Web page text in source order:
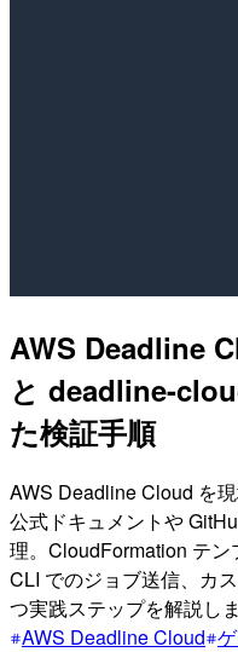
AWS Deadline
と deadline-
た検証手順
AWS Deadline Cloud を
公式ドキュメントや
理。CloudFormation テ
CLI でのジョブ送信、カ
つ実践ステップを解説しま
AWS Deadline Cloud